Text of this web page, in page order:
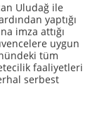
Uludağ ile
yaptığı
imza attığı
uygun
tüm
faaliyetleri
serbest